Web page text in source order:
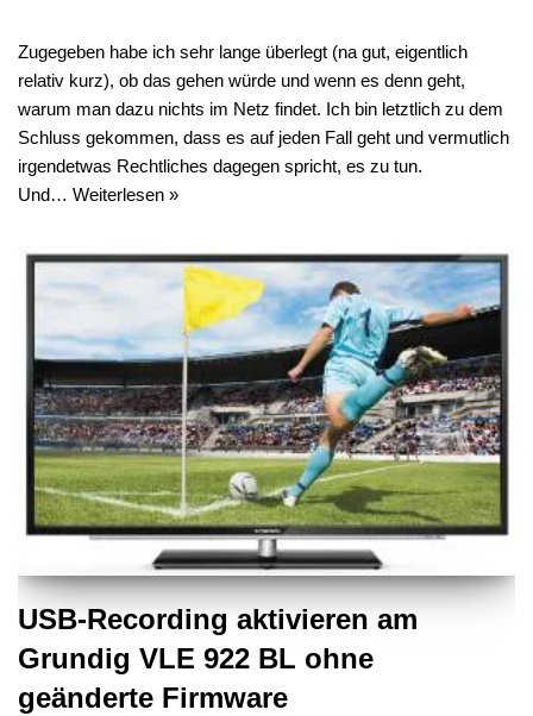
Zugegeben habe ich sehr lange überlegt (na gut, eigentlich
relativ kurz), ob das gehen würde und wenn es denn geht,
warum man dazu nichts im Netz findet. Ich bin letztlich zu dem
Schluss gekommen, dass es auf jeden Fall geht und vermutlich
irgendetwas Rechtliches dagegen spricht, es zu tun.
Und… Weiterlesen »
USB-Recording aktivieren am
Grundig VLE 922 BL ohne
geänderte Firmware